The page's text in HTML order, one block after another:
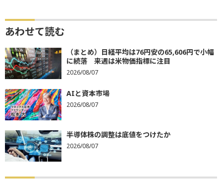
あわせて読む
（まとめ）日経平均は76円安の65,606円で小幅
に続落 来週は米物価指標に注目
2026/08/07
AIと資本市場
2026/08/07
半導体株の調整は底値をつけたか
2026/08/07